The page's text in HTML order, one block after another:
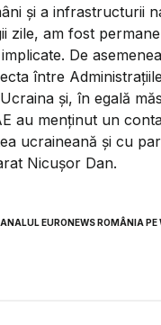
și a infrastructurii
zile, am fost
De
între
și, în egală
au menținut un
ucraineană și cu
Nicușor Dan.
EURONEWS ROMÂNIA